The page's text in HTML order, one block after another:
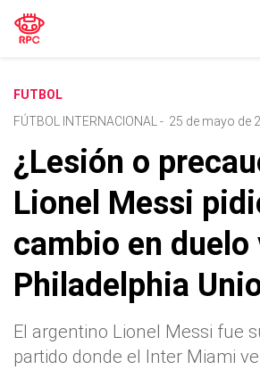
FUTBOL
FÚTBOL INTERNACIONAL
- 25 de mayo de
¿Lesión o
Lionel Messi
cambio en duelo
Philadelphia
El argentino Lionel Messi fue
partido donde el Inter Miami